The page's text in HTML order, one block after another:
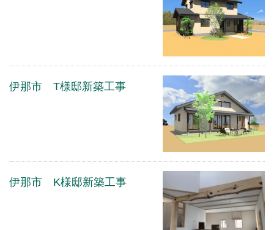
伊那市 T様邸新築工事
伊那市 K様邸新築工事